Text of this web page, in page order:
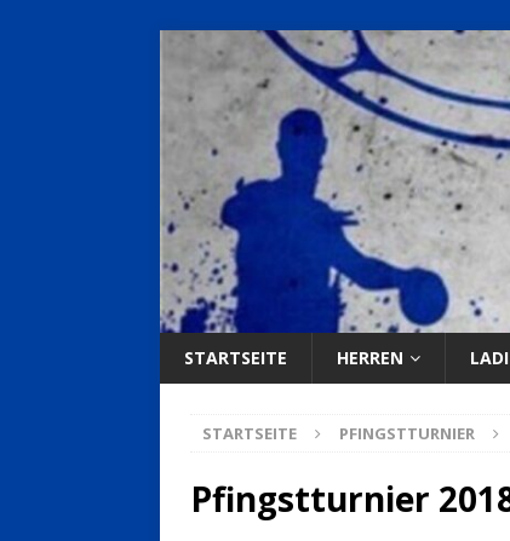
STARTSEITE HERREN
STARTSEITE PFINGSTTURNIER
Pfingstturnier